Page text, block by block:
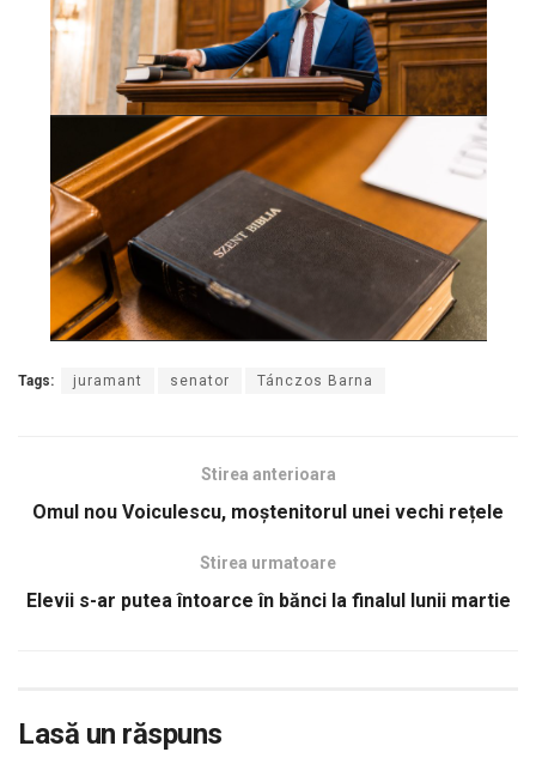
Tags: juramant senator Tánczos Barna
Stirea anterioara
Omul nou Voiculescu, moștenitorul unei vechi rețele
Stirea urmatoare
Elevii s-ar putea întoarce în bănci la finalul lunii martie
Lasă un răspuns